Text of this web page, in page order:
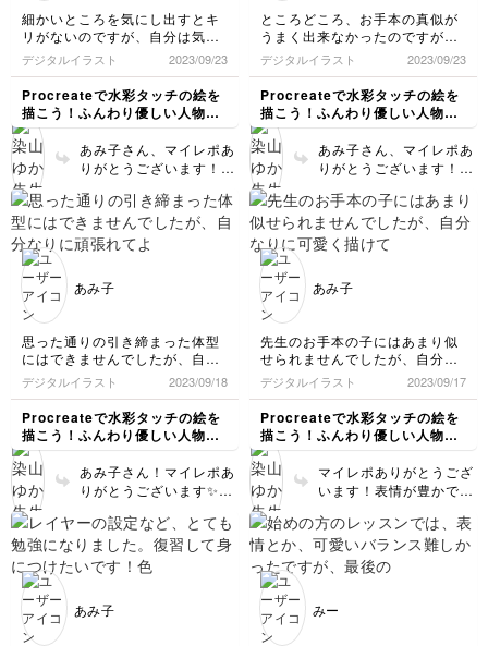
も可愛いです！スカート
部分の重ね塗りが空気感
出ていて素敵です…✨
れているかと存じますの
で恐縮ですが、ダウンロ
ードし直すなどお試しく
ださい。どういう状況で
そのようなファイルが表
示されるのか分からず不
勉強で申し訳ありませ
ん。改善がなければお手
数ですがまたお知らせく
ださい😊
細かいところを気にし出すとキ
リがないのですが、自分は気に
入っているので、描けてよかっ
たです！
楽しい講座をありがとうござい
ました😊
デジタルイラスト 2023/09/23
Procreateで水彩タッチの絵を
描こう！ふんわり優しい人物イ
ラスト講座
あみ子さん、マイレポあ
りがとうございます！裾
いますし、手の自然さも
ありgoodです！👌なに
より気に入った絵が描け
です😭✨本当に可愛いで
す💕こちらこそ、ご受講
いました！少しでもあみ
子さんのお力になれてい
たら幸いです。全ての講
座のご受講お疲れさまで
した！🍵
ところどころ、お手本の真似が
うまく出来なかったのですが、
かわいく描けて大満足です。
大分Procreateにも慣れてきま
した。
デジタルイラスト 2023/09/23
Procreateで水彩タッチの絵を
描こう！ふんわり優しい人物イ
ラスト講座
あみ子さん、マイレポあ
りがとうございます！
たとのことで良かったで
す✨そしてとっても可愛
いです…！！以前のイラ
のカラーが出ているなあ
と感じました😊💕ご受講
に描いてしまう線ありま
すよね…！私もよくやっ
てしまいます😭）
あみ子
思った通りの引き締まった体型
にはできませんでしたが、自分
なりに頑張れてよかったです！
肌の色をピンポイントで塗って
いくのが勉強になりました☺️
デジタルイラスト 2023/09/18
Procreateで水彩タッチの絵を
描こう！ふんわり優しい人物イ
ラスト講座
あみ子さん！マイレポあ
りがとうございます✨肌
でも血色良く可愛くなる
おすすめの塗り方です😊
体型は、例えば関節など
ゆっくり描いていただく
のも良いですし、または
あみ子
先生のお手本の子にはあまり似
せられませんでしたが、自分な
りに可愛く描けてよかったで
す！
デジタルイラスト 2023/09/17
Procreateで水彩タッチの絵を
描こう！ふんわり優しい人物イ
ラスト講座
マイレポありがとうござ
います！表情が豊かでめ
💕おっ、という顔のまぶ
たの描き方などしっかり
表現してくださって
ただくのも良いですし、
あみ子 みー